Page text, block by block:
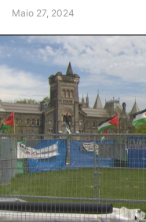
Maio 27, 2024